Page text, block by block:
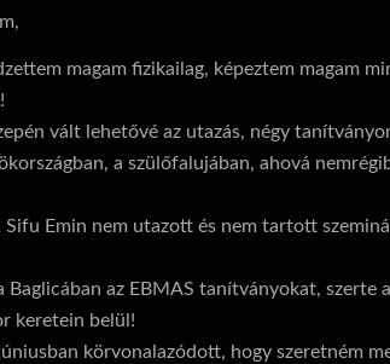
magam fizikailag, képeztem magam
vált lehetővé az utazás, négy
a szülőfalujában, ahová
Sifu Emin nem utazott és nem tartott
Baglicában az EBMAS tanítványokat,
keretein belül!
körvonalazódott, hogy szeretném